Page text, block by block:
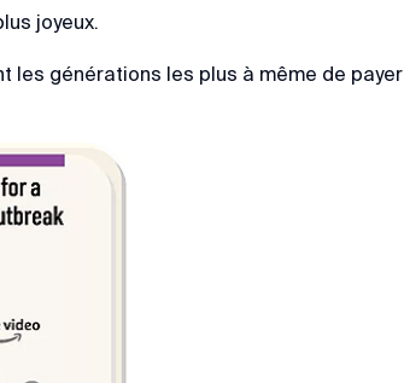
joyeux.
les générations les plus à même de payer